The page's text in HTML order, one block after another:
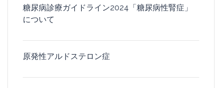
糖尿病診療ガイドライン2024「糖尿病性腎症」
について
原発性アルドステロン症